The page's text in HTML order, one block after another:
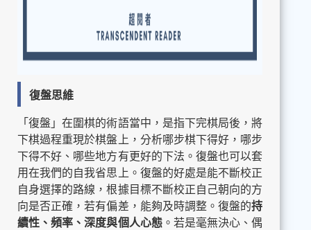
復盤思維
「復盤」在圍棋的術語當中，是指下完棋局後，將
下棋過程重現於棋盤上，分析哪步棋下得好，哪步
下得不好、哪些地方有更好的下法。復盤也可以套
用在我們的自我省思上。復盤的好處是能不斷校正
自身選擇的路線，根據目標不斷校正自己朝向的方
向是否正確，若有偏差，能夠及時調整。復盤的持
續性、頻率、深度與個人心態。若是毫無決心、偶